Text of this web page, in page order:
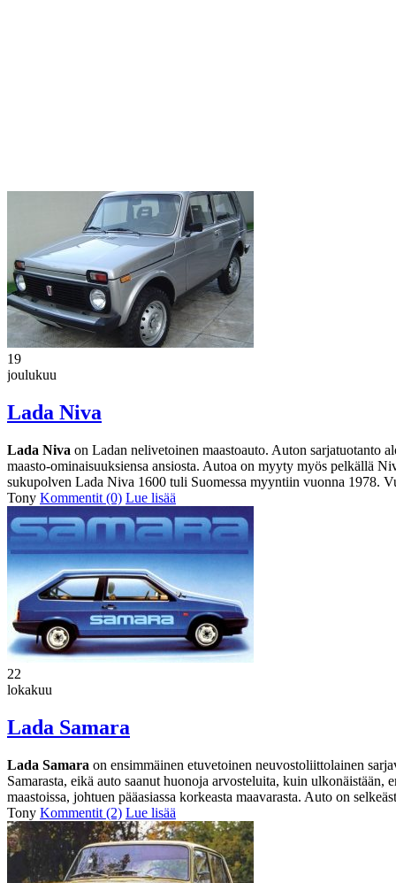
19
joulukuu
Lada Niva
Lada Niva on Ladan nelivetoinen maastoauto. Auton sarjatuotanto
maasto-ominaisuuksiensa ansiosta. Autoa on myyty myös pelkällä
sukupolven Lada Niva 1600 tuli Suomessa myyntiin vuonna 1978.
Tony Kommentit (0) Lue lisää
22
lokakuu
Lada Samara
Lada Samara on ensimmäinen etuvetoinen neuvostoliittolainen
Samarasta, eikä auto saanut huonoja arvosteluita, kuin
maastoissa, johtuen pääasiassa korkeasta maavarasta. Auto on
Tony Kommentit (2) Lue lisää